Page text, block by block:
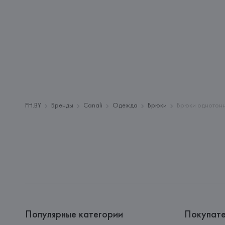
FH.BY Бренды Canali Одежда Брюки Брюки
Популярные категории